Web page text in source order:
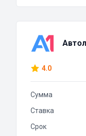
4.0
Сумма
Ставка
Срок